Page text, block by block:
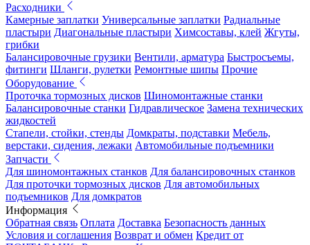
Расходники
Камерные заплатки Универсальные заплатки Радиальные
пластыри Диагональные пластыри Химсоставы, клей Жгуты,
грибки
Балансировочные грузики Вентили, арматура Быстросъемы,
фитинги Шланги, рулетки Ремонтные шипы Прочие
Оборудование
Проточка тормозных дисков Шиномонтажные станки
Балансировочные станки Гидравлическое Замена технических
жидкостей
Стапели, стойки, стенды Домкраты, подставки Мебель,
верстаки, сидения, лежаки Автомобильные подъемники
Запчасти
Для шиномонтажных станков Для балансировочных станков
Для проточки тормозных дисков Для автомобильных
подъемников Для домкратов
Информация
Обратная связь Оплата Доставка Безопасность данных
Условия и соглашения Возврат и обмен Кредит от